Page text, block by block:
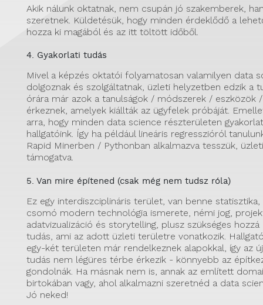
Akik nálunk oktatnak, nem csupán jó szakemberek,
szeretnek. Küldetésük, hogy minden érdeklődő a
hozza ki magából és az itt töltött időből.
4. Gyakorlati tudás
Mivel a képzés oktatói folyamatosan valamilyen data
dolgoznak és szolgáltatnak, üzleti helyzetben edzik a
órára már azok a tanulságok / módszerek / eszközök
érkeznek, amelyek kiállták az ügyfelek próbáját.
arra, hogy minden data science részterületen
hallgatóink. Így ha például lineáris regresszióról
Rapid Minerben / Pythonban alkalmazva tesszük,
támogatva.
5. Van mire építened (csak még nem tudsz róla)
Ez egy interdiszciplináris terület, van benne
csomó modern technológia ismerete, némi jog,
adatvizualizáció és storytelling, plusz szükséges hozzá
tudás, ami az adott üzleti területre vonatkozik.
egy-két területen már rendelkeznek alapokkal, így az
tudás nem légüres térbe érkezik - könnyebb az
gondolnák. Ha másnak nem is, annak az említett
birtokában vagy, ahol alkalmazni szeretnéd a data
Jó neked!